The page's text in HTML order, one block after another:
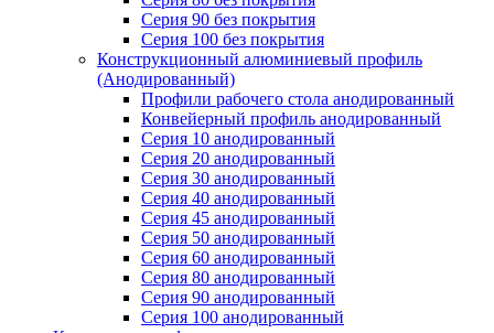
Серия 90 без покрытия
Серия 100 без покрытия
Конструкционный алюминиевый профиль
(Анодированный)
Профили рабочего стола анодированный
Конвейерный профиль анодированный
Серия 10 анодированный
Серия 20 анодированный
Серия 30 анодированный
Серия 40 анодированный
Серия 45 анодированный
Серия 50 анодированный
Серия 60 анодированный
Серия 80 анодированный
Серия 90 анодированный
Серия 100 анодированный